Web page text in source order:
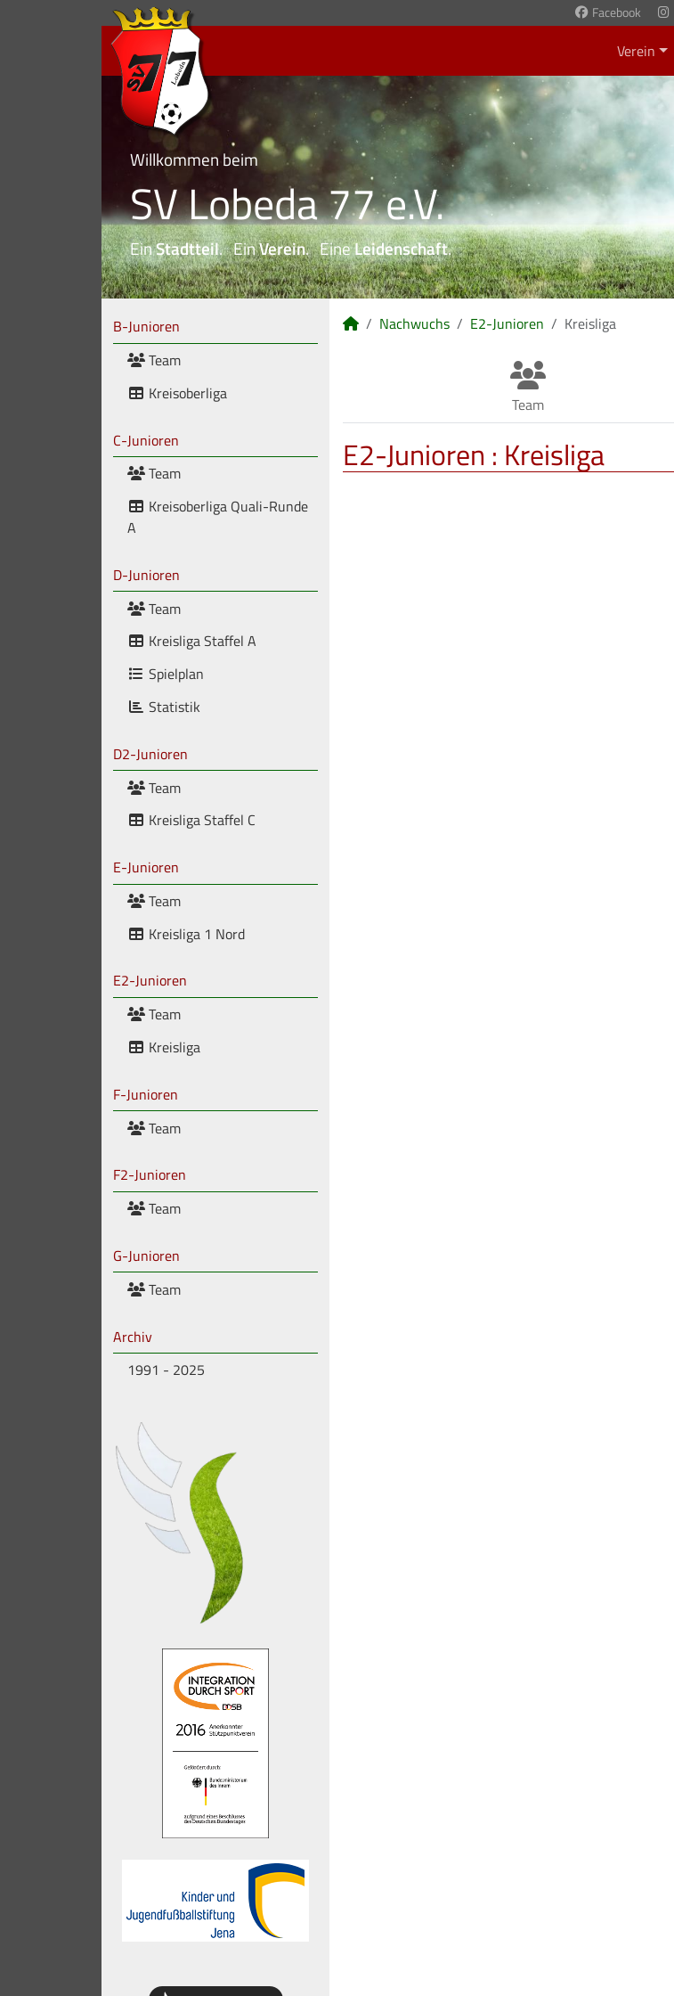
Facebook
Verein
Willkommen beim
SV Lobeda 77 e.V.
EinStadtteil. EinVerein. EineLeidenschaft.
B-Junioren
Team
Kreisoberliga
C-Junioren
Team
Kreisoberliga Quali-Runde
A
D-Junioren
Team
Kreisliga Staffel A
Spielplan
Statistik
D2-Junioren
Team
Kreisliga Staffel C
E-Junioren
Team
Kreisliga 1 Nord
E2-Junioren
Team
Kreisliga
F-Junioren
Team
F2-Junioren
Team
G-Junioren
Team
Archiv
1991 - 2025
Nachwuchs E2-Junioren Kreisliga
Team
E2-Junioren : Kreisliga